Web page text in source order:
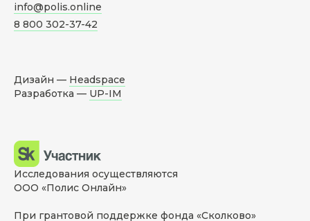
info@polis.online
8 800 302-37-42
Дизайн — Headspace
Разработка — UP-IM
Исследования осуществляются
ООО «Полис Онлайн»
При грантовой поддержке фонда «Сколково»